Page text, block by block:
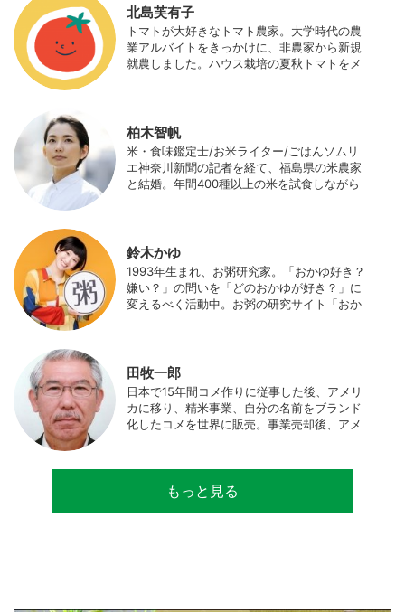
の実証試験や農産物輸出などに関わった。主
にスマート農業の実証試験やコンサルなどに
携わっている。 HP：http://www.ijas.co.jp/
北島芙有子
トマトが大好きなトマト農家。大学時代の農
業アルバイトをきっかけに、非農家から新規
就農しました。ハウス栽培の夏秋トマトをメ
柏木智帆
米・食味鑑定士/お米ライター/ごはんソムリ
エ神奈川新聞の記者を経て、福島県の米農家
と結婚。年間400種以上の米を試食しながら
食事やお弁当づくりを通して、食育にも目を
向けている。プロフィール写真 ©杉山晃造
鈴木かゆ
1993年生まれ、お粥研究家。「おかゆ好き？
嫌い？」の問いを「どのおかゆが好き？」に
変えるべく活動中。お粥の研究サイト「おか
田牧一郎
日本で15年間コメ作りに従事した後、アメリ
カに移り、精米事業、自分の名前をブランド
化したコメを世界に販売。事業売却後、アメ
サルティングとして関わり、企業などの依頼
で世界12カ国の良質米生産可能産地を訪問調
もっと見る